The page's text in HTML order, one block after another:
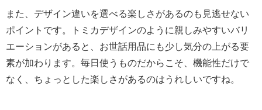
また、デザイン違いを選べる楽しさがあるのも見逃せない
ポイントです。トミカデザインのように親しみやすいバリ
エーションがあると、お世話用品にも少し気分の上がる要
素が加わります。毎日使うものだからこそ、機能性だけで
なく、ちょっとした楽しさがあるのはうれしいですね。